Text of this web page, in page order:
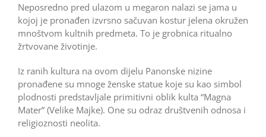
Neposredno pred ulazom u megaron nalazi se jama u
kojoj je pronađen izvrsno sačuvan kostur jelena okružen
mnoštvom kultnih predmeta. To je grobnica ritualno
žrtvovane životinje.
Iz ranih kultura na ovom dijelu Panonske nizine
pronađene su mnoge ženske statue koje su kao simbol
plodnosti predstavljale primitivni oblik kulta “Magna
Mater” (Velike Majke). One su odraz društvenih odnosa i
religioznosti neolita.